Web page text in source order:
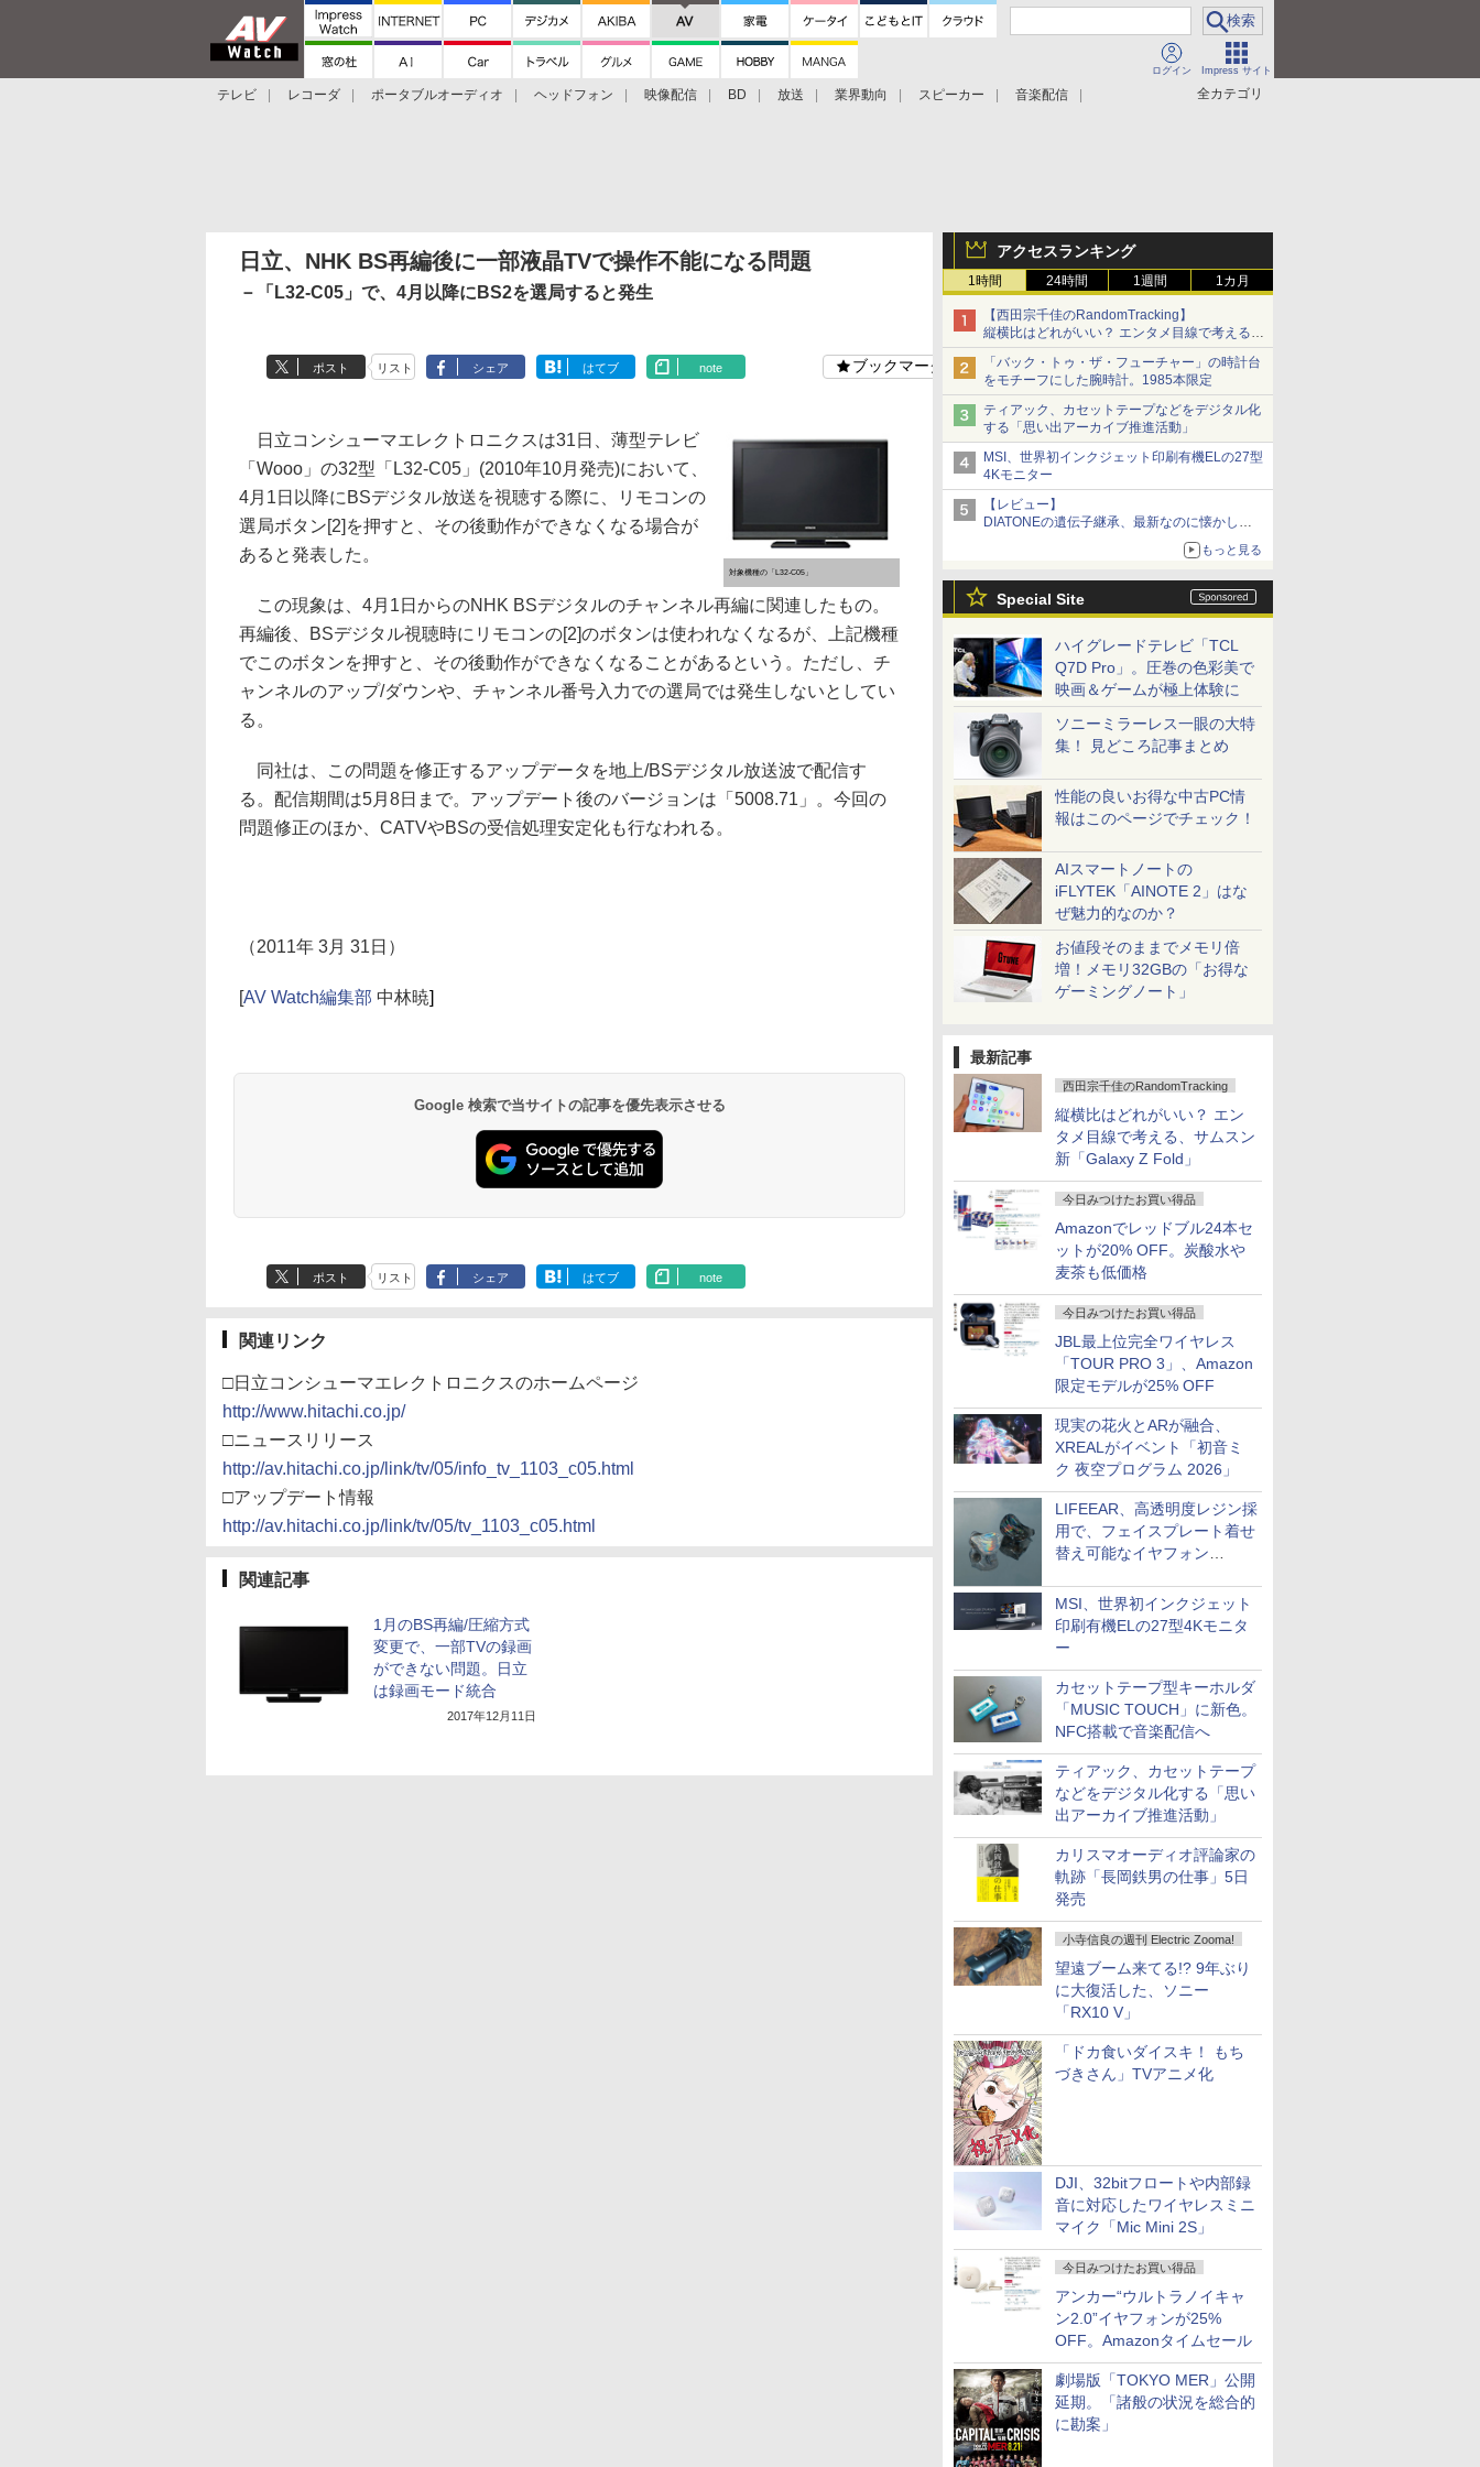
ログイン Impress サイト
全カテゴリ
テレビ レコーダ ポータブルオーディオ ヘッドフォン 映像配信 BD 放送 業界動向 スピーカー
音楽配信
アクセスランキング
1時間 24時間 1週間 1カ月
【西田宗千佳のRandomTracking】
縦横比はどれがいい？ エンタメ目線で考える、
サムスン新「Galaxy Z Fold」
「バック・トゥ・ザ・フューチャー」の時計台
をモチーフにした腕時計。1985本限定
ティアック、カセットテープなどをデジタル化
する「思い出アーカイブ推進活動」
MSI、世界初インクジェット印刷有機ELの27型
4Kモニター
【レビュー】
DIATONEの遺伝子継承、最新なのに懐かし
い“惚れる音”Tecnologia e Cuore「DS-TC52B」
もっと見る
Special Site
ハイグレードテレビ「TCL
Q7D Pro」。圧巻の色彩美で
映画＆ゲームが極上体験に
ソニーミラーレス一眼の大特
集！ 見どころ記事まとめ
性能の良いお得な中古PC情
報はこのページでチェック！
AIスマートノートの
iFLYTEK「AINOTE 2」はな
ぜ魅力的なのか？
お値段そのままでメモリ倍
増！メモリ32GBの「お得な
ゲーミングノート」
最新記事
西田宗千佳のRandomTracking
縦横比はどれがいい？ エン
タメ目線で考える、サムスン
新「Galaxy Z Fold」
今日みつけたお買い得品
Amazonでレッドブル24本セ
ットが20% OFF。炭酸水や
麦茶も低価格
今日みつけたお買い得品
JBL最上位完全ワイヤレス
「TOUR PRO 3」、Amazon
限定モデルが25% OFF
現実の花火とARが融合、
XREALがイベント「初音ミ
ク 夜空プログラム 2026」
LIFEEAR、高透明度レジン採
用で、フェイスプレート着せ
替え可能なイヤフォン
MSI、世界初インクジェット
印刷有機ELの27型4Kモニタ
ー
カセットテープ型キーホルダ
「MUSIC TOUCH」に新色。
NFC搭載で音楽配信へ
ティアック、カセットテープ
などをデジタル化する「思い
出アーカイブ推進活動」
カリスマオーディオ評論家の
軌跡「長岡鉄男の仕事」5日
発売
小寺信良の週刊 Electric Zooma!
望遠ブーム来てる!? 9年ぶり
に大復活した、ソニー
「RX10 V」
「ドカ食いダイスキ！ もち
づきさん」TVアニメ化
DJI、32bitフロートや内部録
音に対応したワイヤレスミニ
マイク「Mic Mini 2S」
今日みつけたお買い得品
アンカー“ウルトラノイキャ
ン2.0”イヤフォンが25%
OFF。Amazonタイムセール
劇場版「TOKYO MER」公開
延期。「諸般の状況を総合的
に勘案」
日立、NHK BS再編後に一部液晶TVで操作不能になる問題
－「L32-C05」で、4月以降にBS2を選局すると発生
ポスト リスト シェア はてブ note ブックマーク
対象機種の「L32-C05」
日立コンシューマエレクトロニクスは31日、薄型テレビ
「Wooo」の32型「L32-C05」(2010年10月発売)において、
4月1日以降にBSデジタル放送を視聴する際に、リモコンの
選局ボタン[2]を押すと、その後動作ができなくなる場合が
あると発表した。
この現象は、4月1日からのNHK BSデジタルのチャンネル再編に関連したもの。
再編後、BSデジタル視聴時にリモコンの[2]のボタンは使われなくなるが、上記機種
でこのボタンを押すと、その後動作ができなくなることがあるという。ただし、チ
ャンネルのアップ/ダウンや、チャンネル番号入力での選局では発生しないとしてい
る。
同社は、この問題を修正するアップデータを地上/BSデジタル放送波で配信す
る。配信期間は5月8日まで。アップデート後のバージョンは「5008.71」。今回の
問題修正のほか、CATVやBSの受信処理安定化も行なわれる。
（2011年 3月 31日）
[AV Watch編集部 中林暁]
Google 検索で当サイトの記事を優先表示させる
ポスト リスト シェア はてブ note
関連リンク
□日立コンシューマエレクトロニクスのホームページ
http://www.hitachi.co.jp/
□ニュースリリース
http://av.hitachi.co.jp/link/tv/05/info_tv_1103_c05.html
□アップデート情報
http://av.hitachi.co.jp/link/tv/05/tv_1103_c05.html
関連記事
1月のBS再編/圧縮方式
変更で、一部TVの録画
ができない問題。日立
は録画モード統合
2017年12月11日